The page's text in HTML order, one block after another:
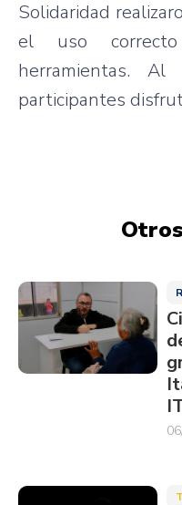
Solidaridad
el uso
herramientas.
participantes